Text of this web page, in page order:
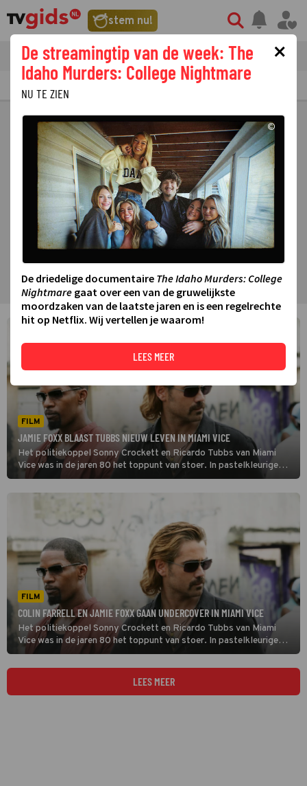
stem nu!
tvgids streaming nieuws
PRIMETIME GEMIST
FILM
JAMIE FOXX BLAAST TUBBS NIEUW LEVEN IN MIAMI VICE
Het politiekoppel Sonny Crockett en Ricardo Tubbs van Miami
Vice was in de jaren 80 het toppunt van stoer. In pastelkleurige
pakken namen ze het op tegen allerhande gespuis.
FILM
COLIN FARRELL EN JAMIE FOXX GAAN UNDERCOVER IN MIAMI VICE
Het politiekoppel Sonny Crockett en Ricardo Tubbs van Miami
Vice was in de jaren 80 het toppunt van stoer. In pastelkleurige
pakken namen ze het op tegen allerhande gespuis.
LEES MEER
×
De streamingtip van de week: The
Idaho Murders: College Nightmare
NU TE ZIEN
©
De driedelige documentaire The Idaho Murders: College
Nightmare gaat over een van de gruwelijkste
moordzaken van de laatste jaren en is een regelrechte
hit op Netflix. Wij vertellen je waarom!
LEES MEER